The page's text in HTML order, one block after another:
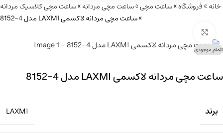
خانه»فروشگاه»ساعت مچی»ساعت مچی مردانه»ساعت مچی کلاسیک مردانه
»ساعت مچی مردانه لاکسمی LAXMI مدل 4-8152
اتمام موجودی
ساعت مچی مردانه لاکسمی LAXMI مدل 4-8152
برند LAXMI